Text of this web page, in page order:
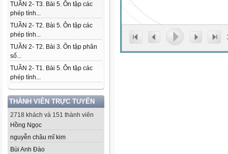
TUẦN 2- T3. Bài 5. Ôn tập các
phép tính...
TUẦN 2- T2. Bài 5. Ôn tập các
phép tính...
TUẦN 2- T2. Bài 3. Ôn tập phân
số...
TUẦN 2- T1. Bài 5. Ôn tập các
phép tính...
THÀNH VIÊN TRỰC TUYẾN
2718 khách và 151 thành viên
Hồng Ngọc
nguyễn châu mĩ kim
Bùi Anh Đào